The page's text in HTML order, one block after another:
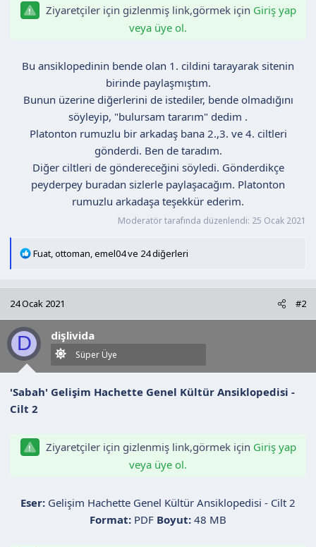
Ziyaretçiler için gizlenmiş link,görmek için Giriş yap
veya üye ol.
Bu ansiklopedinin bende olan 1. cildini tarayarak sitenin
birinde paylaşmıştım.
Bunun üzerine diğerlerini de istediler, bende olmadığını
söyleyip, "bulursam tararım" dedim .
Platonton rumuzlu bir arkadaş bana 2.,3. ve 4. ciltleri
gönderdi. Ben de taradım.
Diğer ciltleri de göndereceğini söyledi. Gönderdikçe
peyderpey buradan sizlerle paylaşacağım. Platonton
rumuzlu arkadaşa teşekkür ederim.​
Moderatör tarafında düzenlendi: 25 Ocak 2021
T
i
l
e
r
Fuat ottoman emel04ve 24 diğerleri
24 Ocak 2021 #2
D dişlivida
Süper Üye
'Sabah' Gelişim Hachette Genel Kültür Ansiklopedisi -
Cilt 2
Ziyaretçiler için gizlenmiş link,görmek için Giriş yap
veya üye ol.
Eser: Gelişim Hachette Genel Kültür Ansiklopedisi - Cilt 2
Format: PDF Boyut: 48 MB